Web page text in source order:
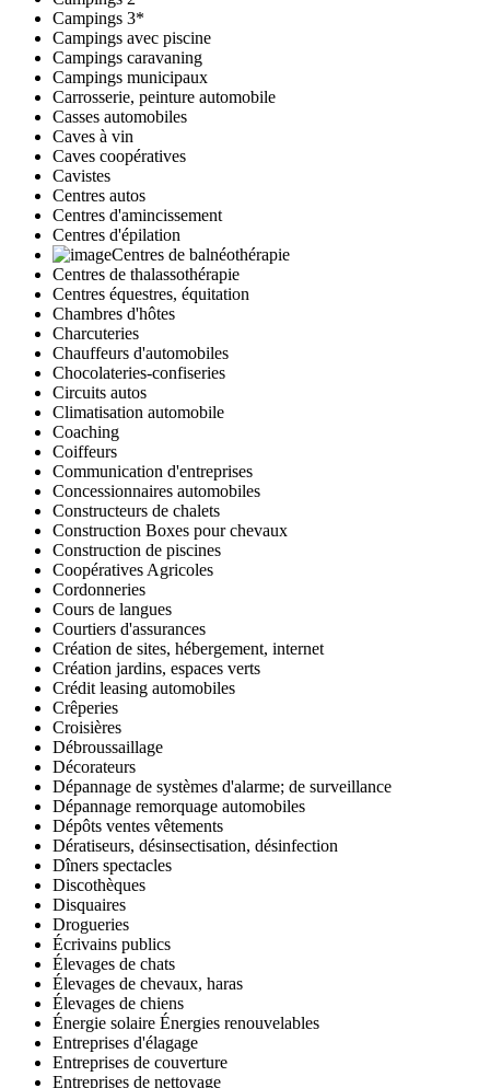
Campings 3*
Campings avec piscine
Campings caravaning
Campings municipaux
Carrosserie, peinture automobile
Casses automobiles
Caves à vin
Caves coopératives
Cavistes
Centres autos
Centres d'amincissement
Centres d'épilation
Centres de balnéothérapie
Centres de thalassothérapie
Centres équestres, équitation
Chambres d'hôtes
Charcuteries
Chauffeurs d'automobiles
Chocolateries-confiseries
Circuits autos
Climatisation automobile
Coaching
Coiffeurs
Communication d'entreprises
Concessionnaires automobiles
Constructeurs de chalets
Construction Boxes pour chevaux
Construction de piscines
Coopératives Agricoles
Cordonneries
Cours de langues
Courtiers d'assurances
Création de sites, hébergement, internet
Création jardins, espaces verts
Crédit leasing automobiles
Crêperies
Croisières
Débroussaillage
Décorateurs
Dépannage de systèmes d'alarme; de surveillance
Dépannage remorquage automobiles
Dépôts ventes vêtements
Dératiseurs, désinsectisation, désinfection
Dîners spectacles
Discothèques
Disquaires
Drogueries
Écrivains publics
Élevages de chats
Élevages de chevaux, haras
Élevages de chiens
Énergie solaire Énergies renouvelables
Entreprises d'élagage
Entreprises de couverture
Entreprises de nettoyage